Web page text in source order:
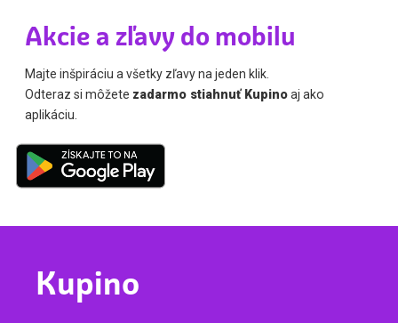
Akcie a zľavy do mobilu
Majte inšpiráciu a všetky zľavy na jeden klik.
Odteraz si môžete zadarmo stiahnuť Kupinoaj ako
aplikáciu.
Kupino